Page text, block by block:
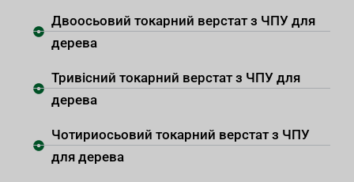
Двоосьовий токарний верстат з ЧПУ для
дерева
Тривісний токарний верстат з ЧПУ для
дерева
Чотириосьовий токарний верстат з ЧПУ
для дерева